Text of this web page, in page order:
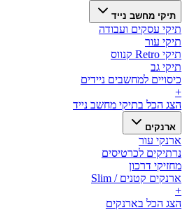
תיקי מחשב נייד
תיקי עסקים ועבודה
תיקי עור
תיקי Retro קנווס
תיקי גב
כיסויים למחשבים ניידים
+
הצג הכל בתיקי מחשב נייד
ארנקים
ארנקי עור
נרתיקים לכרטיסים
מחזיקי דרכון
ארנקים קטנים / Slim
+
הצג הכל בארנקים